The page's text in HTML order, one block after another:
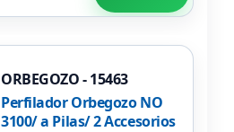
ORBEGOZO - 15463
Perfilador Orbegozo NO
3100/ a Pilas/ 2 Accesorios